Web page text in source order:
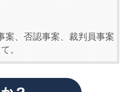
案、否認事案、裁判員事案
。